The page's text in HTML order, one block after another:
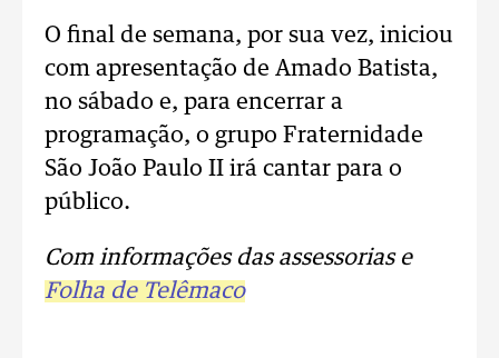
O final de semana, por sua vez, iniciou
com apresentação de Amado Batista,
no sábado e, para encerrar a
programação, o grupo Fraternidade
São João Paulo II irá cantar para o
público.
Com informações das assessorias e
Folha de Telêmaco